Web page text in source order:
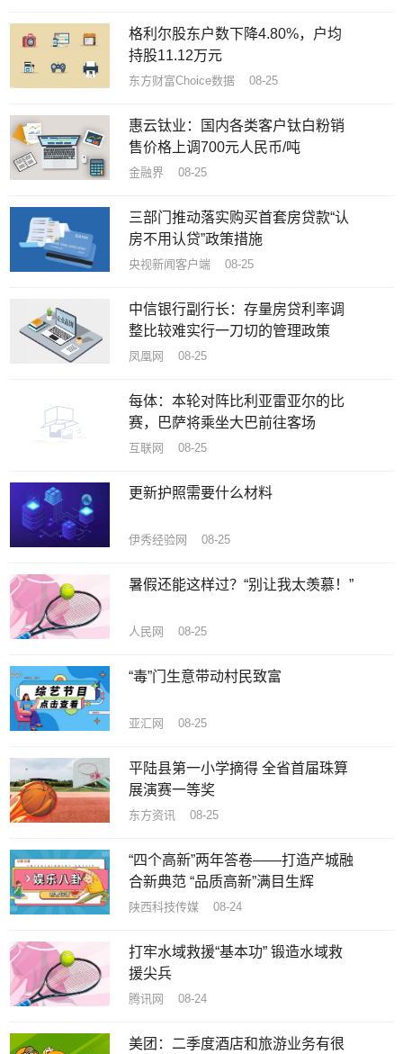
格利尔股东户数下降4.80%，户均
持股11.12万元
东方财富Choice数据 08-25
​惠云钛业：国内各类客户钛白粉销
售价格上调700元人民币/吨
金融界 08-25
三部门推动落实购买首套房贷款“认
房不用认贷”政策措施
央视新闻客户端 08-25
中信银行副行长：存量房贷利率调
整比较难实行一刀切的管理政策
凤凰网 08-25
每体：本轮对阵比利亚雷亚尔的比
赛，巴萨将乘坐大巴前往客场
互联网 08-25
更新护照需要什么材料
伊秀经验网 08-25
暑假还能这样过？“别让我太羡慕！”
人民网 08-25
“毒”门生意带动村民致富
亚汇网 08-25
平陆县第一小学摘得 全省首届珠算
展演赛一等奖
东方资讯 08-25
“四个高新”两年答卷——打造产城融
合新典范 “品质高新”满目生辉
陕西科技传媒 08-24
打牢水域救援“基本功” 锻造水域救
援尖兵
腾讯网 08-24
美团：二季度酒店和旅游业务有很